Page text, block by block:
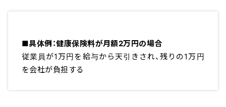
■具体例：健康保険料が月額2万円の場合
従業員が1万円を給与から天引きされ、残りの1万円
を会社が負担する